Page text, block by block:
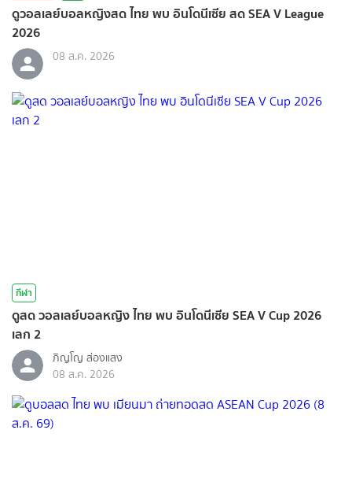
ดูวอลเลย์บอลหญิงสด ไทย พบ อินโดนีเซีย สด SEA V League
2026
08 ส.ค. 2026
กีฬา
ดูสด วอลเลย์บอลหญิง ไทย พบ อินโดนีเซีย SEA V Cup 2026
เลก 2
ภิญโญ ส่องแสง
08 ส.ค. 2026